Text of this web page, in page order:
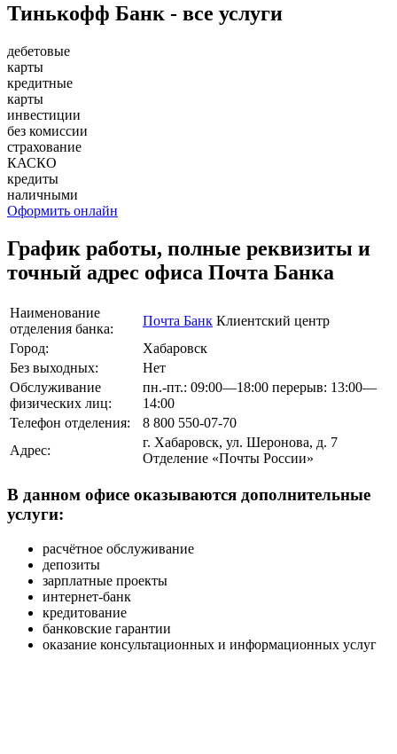
Тинькофф Банк - все услуги
дебетовые
карты
кредитные
карты
инвестиции
без комиссии
страхование
КАСКО
кредиты
наличными
Оформить онлайн
График работы, полные реквизиты и
точный адрес офиса Почта Банка
Наименование
отделения банка:
Почта Банк Клиентский центр
Город:
Хабаровск
Без выходных:
Нет
Обслуживание
физических лиц:
пн.-пт.: 09:00—18:00 перерыв: 13:00—
14:00
Телефон отделения:
8 800 550-07-70
Адрес:
г. Хабаровск, ул. Шеронова, д. 7
Отделение «Почты России»
В данном офисе оказываются дополнительные
услуги:
расчётное обслуживание
депозиты
зарплатные проекты
интернет-банк
кредитование
банковские гарантии
оказание консультационных и информационных услуг